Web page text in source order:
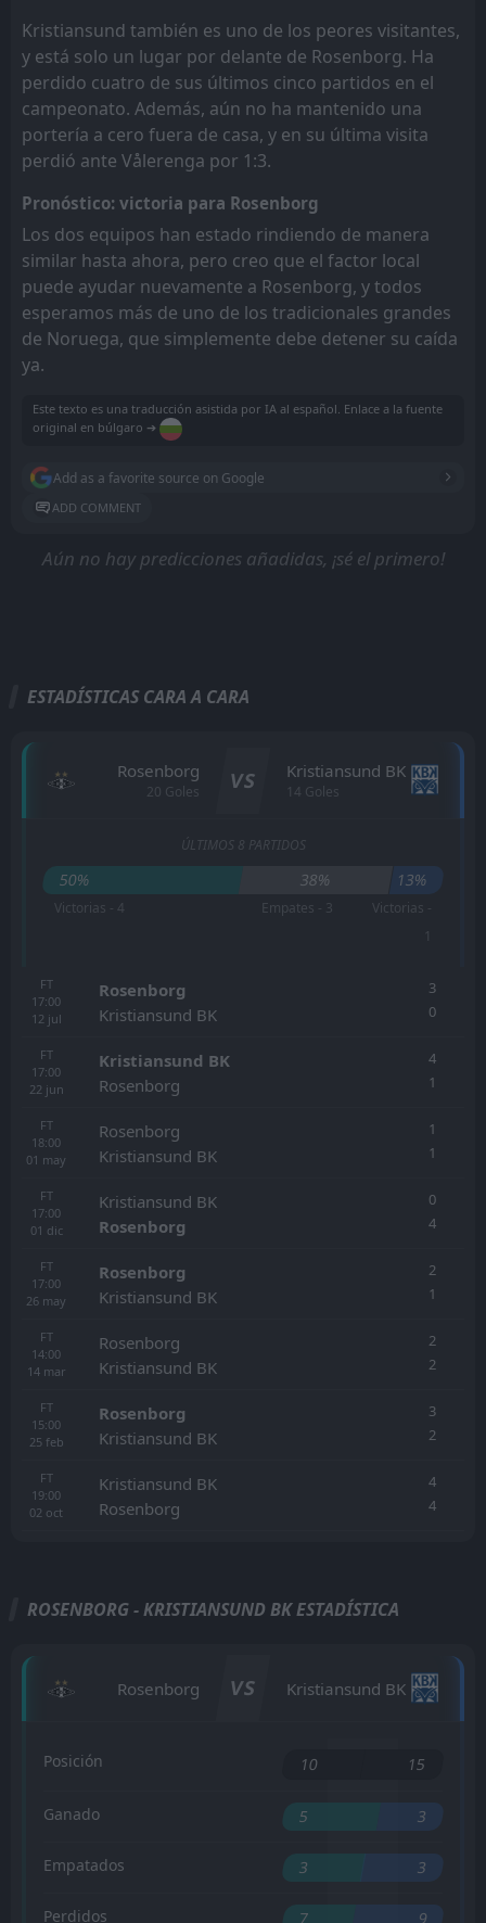
Kristiansund también es uno de los peores visitantes,
y está solo un lugar por delante de Rosenborg. Ha
perdido cuatro de sus últimos cinco partidos en el
campeonato. Además, aún no ha mantenido una
portería a cero fuera de casa, y en su última visita
perdió ante Vålerenga por 1:3.
Pronóstico: victoria para Rosenborg
Los dos equipos han estado rindiendo de manera
similar hasta ahora, pero creo que el factor local
puede ayudar nuevamente a Rosenborg, y todos
esperamos más de uno de los tradicionales grandes
de Noruega, que simplemente debe detener su caída
ya.
Este texto es una traducción asistida por IA al español. Enlace a la fuente
original en búlgaro ➔
Add as a favorite source on Google
ADD COMMENT
Aún no hay predicciones añadidas, ¡sé el primero!
ESTADÍSTICAS CARA A CARA
Rosenborg
20 Goles VS Kristiansund BK
14 Goles
ÚLTIMOS 8 PARTIDOS
50% 38% 13%
Victorias - 4 Empates - 3
Victorias -
1
FT
17:00
12 jul
Rosenborg
Kristiansund BK
3
0
FT
17:00
22 jun
Kristiansund BK
Rosenborg
4
1
FT
18:00
01 may
Rosenborg
Kristiansund BK
1
1
FT
17:00
01 dic
Kristiansund BK
Rosenborg
0
4
FT
17:00
26 may
Rosenborg
Kristiansund BK
2
1
FT
14:00
14 mar
Rosenborg
Kristiansund BK
2
2
FT
15:00
25 feb
Rosenborg
Kristiansund BK
3
2
FT
19:00
02 oct
Kristiansund BK
Rosenborg
4
4
ROSENBORG - KRISTIANSUND BK ESTADÍSTICA
Rosenborg VS Kristiansund BK
Posición 10 15
Ganado 5 3
Empatados 3 3
Perdidos 7 9